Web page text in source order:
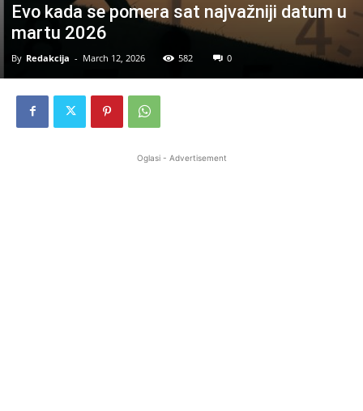
Evo kada se pomera sat najvažniji datum u
martu 2026
By Redakcija - March 12, 2026 582 0
Oglasi - Advertisement